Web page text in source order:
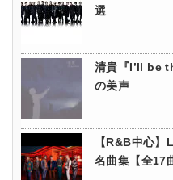
選
清貴『I’ll be
の美声
【R&B中心
名曲集【全17